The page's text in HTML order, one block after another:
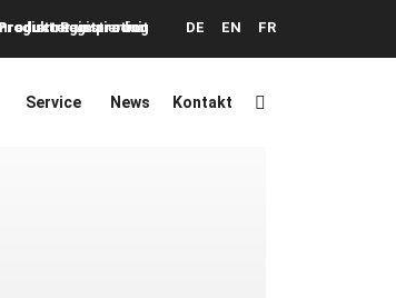
Registration
un produit DE EN FR
Service News Kontakt